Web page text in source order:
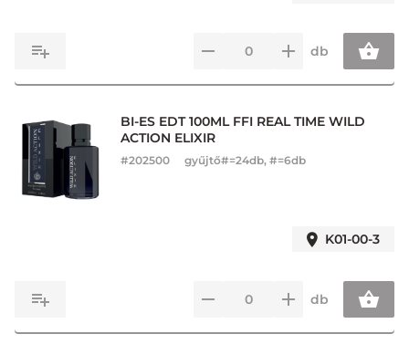
db
BI-ES EDT 100ML FFI REAL TIME WILD
ACTION ELIXIR
#202500 gyűjtő#=24db, #=6db
K01-00-3
db